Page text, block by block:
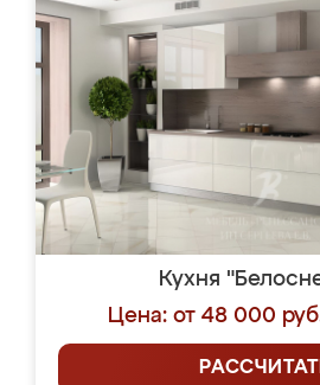
Кухня
Цена: от 48 000